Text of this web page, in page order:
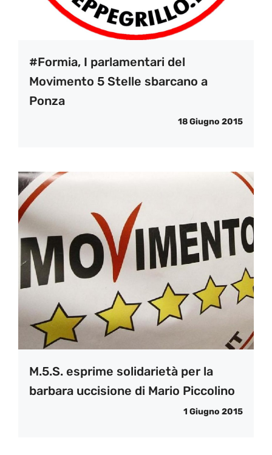
#Formia, I parlamentari del
Movimento 5 Stelle sbarcano a
Ponza
18 Giugno 2015
M.5.S. esprime solidarietà per la
barbara uccisione di Mario Piccolino
1 Giugno 2015